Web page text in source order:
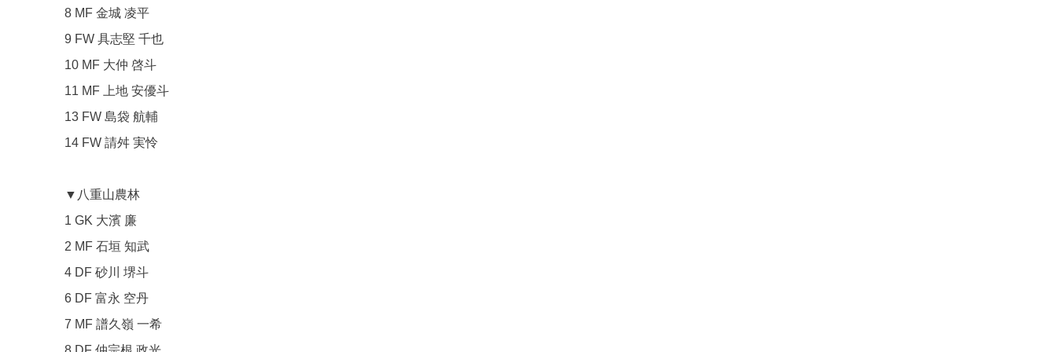
8 MF 金城 凌平
9 FW 具志堅 千也
10 MF 大仲 啓斗
11 MF 上地 安優斗
13 FW 島袋 航輔
14 FW 請舛 実怜
▼八重山農林
1 GK 大濱 廉
2 MF 石垣 知武
4 DF 砂川 堺斗
6 DF 富永 空丹
7 MF 譜久嶺 一希